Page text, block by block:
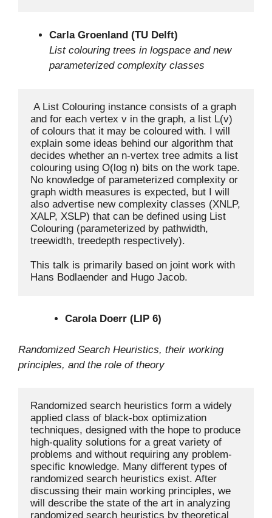
Carla Groenland (TU Delft)
List colouring trees in logspace and new
parameterized complexity classes
and for each vertex v in the graph, a list L(v)
of colours that it may be coloured with. I will
explain some ideas behind our algorithm that
decides whether an n-vertex tree admits a list
colouring using O(log n) bits on the work tape.
No knowledge of parameterized complexity or
graph width measures is expected, but I will
also advertise new complexity classes (XNLP,
XALP, XSLP) that can be defined using List
Colouring (parameterized by pathwidth,
treewidth, treedepth respectively).
This talk is primarily based on joint work with
Carola Doerr (LIP 6)
Randomized Search Heuristics, their working
principles, and the role of theory
Randomized search heuristics form a widely
applied class of black-box optimization
techniques, designed with the hope to produce
high-quality solutions for a great variety of
problems and without requiring any problem-
specific knowledge. Many different types of
randomized search heuristics exist. After
discussing their main working principles, we
will describe the state of the art in analyzing
randomized search heuristics by theoretical